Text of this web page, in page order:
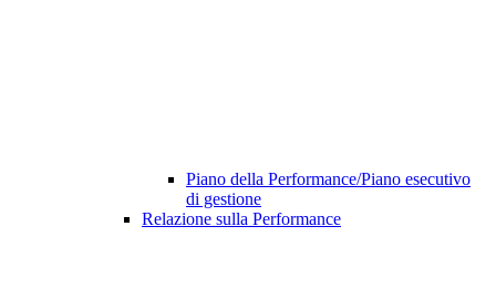
Piano della Performance/Piano esecutivo
di gestione
Relazione sulla Performance